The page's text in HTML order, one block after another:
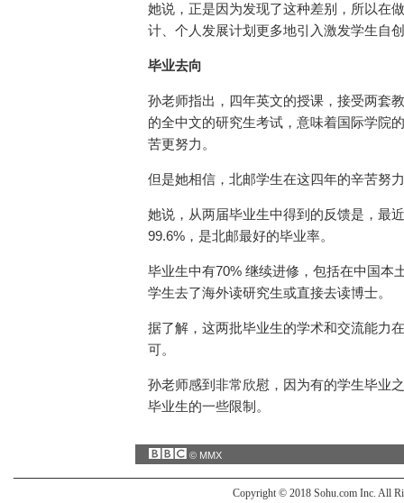
她说，正是因为发现了这种差别，所以在
计、个人发展计划更多地引入激发学生自
毕业去向
孙老师指出，四年英文的授课，接受两套
的全中文的研究生考试，意味着国际学院
苦更努力。
但是她相信，北邮学生在这四年的辛苦努
她说，从两届毕业生中得到的反馈是，最
99.6%，是北邮最好的毕业率。
毕业生中有70% 继续进修，包括在中国本
学生去了海外读研究生或直接去读博士。
据了解，这两批毕业生的学术和交流能力
可。
孙老师感到非常欣慰，因为有的学生毕业
毕业生的一些限制。
© MMX
Copyright © 2018 Sohu.com Inc. All